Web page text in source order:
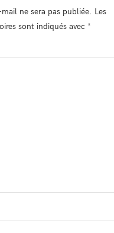
ne sera pas publiée. Les
sont indiqués avec *